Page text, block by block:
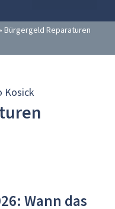
» Bürgergeld Reparaturen
Kosick
Wann das